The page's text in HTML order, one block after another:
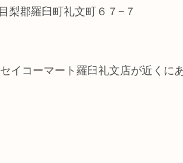
梨郡羅臼町礼文町６７−７
イコーマート羅臼礼文店が近くに